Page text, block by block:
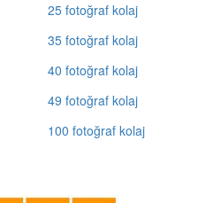
25 fotoğraf kolaj
35 fotoğraf kolaj
40 fotoğraf kolaj
49 fotoğraf kolaj
100 fotoğraf kolaj